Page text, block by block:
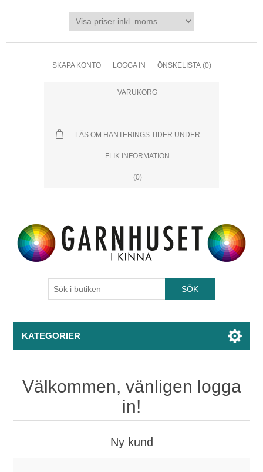
SKAPA KONTO LOGGA IN ÖNSKELISTA (0)
VARUKORG
LÄS OM HANTERINGS TIDER UNDER
FLIK INFORMATION
(0)
KATEGORIER
Välkommen, vänligen logga
in!
Ny kund